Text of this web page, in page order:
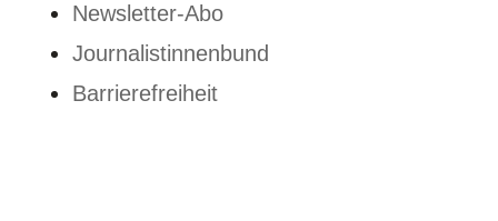
Newsletter-Abo
Journalistinnenbund
Barrierefreiheit